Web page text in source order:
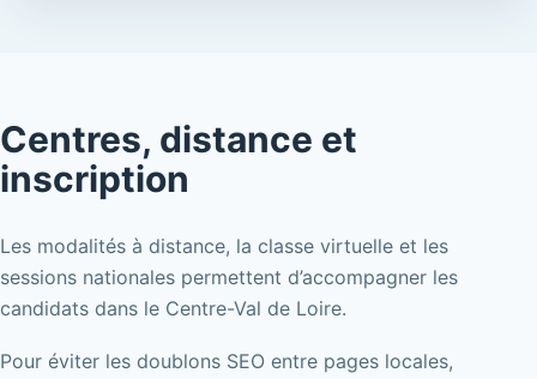
Centres, distance et
inscription
Les modalités à distance, la classe virtuelle et les
sessions nationales permettent d’accompagner les
candidats dans le Centre-Val de Loire.
Pour éviter les doublons SEO entre pages locales,